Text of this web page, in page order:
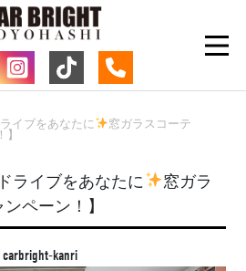
イブをあなたに
窓ガラスコーテ
】
ライブをあなたに
窓ガラ
ペーン！】
carbright-kanri